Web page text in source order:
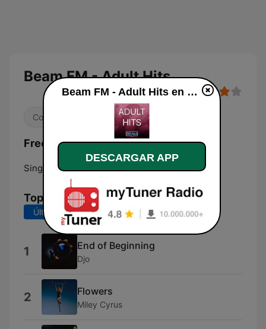
Beam FM - Adult Hits
Contemporánea para adultos
Frecuencias Beam FM - Adult Hits:
Singapore: Online
Top Canciones
Últimos 7 días Últimos 30 días
1 End of Beginning
Djo
2 Flowers
Miley Cyrus
Beam FM - Adult Hits en vivo
DESCARGAR APP